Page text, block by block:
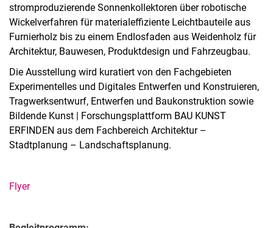
stromproduzierende Sonnenkollektoren über robotische
Wickelverfahren für materialeffiziente Leichtbauteile aus
Furnierholz bis zu einem Endlosfaden aus Weidenholz für
Architektur, Bauwesen, Produktdesign und Fahrzeugbau.
Die Ausstellung wird kuratiert von den Fachgebieten
Experimentelles und Digitales Entwerfen und Konstruieren,
Tragwerksentwurf, Entwerfen und Baukonstruktion sowie
Bildende Kunst | Forschungsplattform BAU KUNST
ERFINDEN aus dem Fachbereich Architektur –
Stadtplanung – Landschaftsplanung.
Flyer